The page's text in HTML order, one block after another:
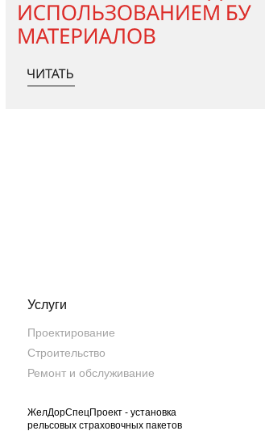
ЖелДорСпецПроект - установка
рельсовых страховочных пакетов
Услуги
Проектирование
Строительство
Ремонт и обслуживание